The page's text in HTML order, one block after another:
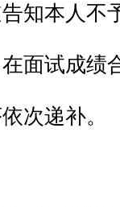
知本人不
面试成绩
次递补。